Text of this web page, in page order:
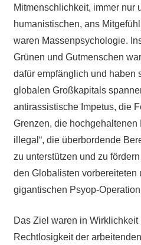
Mitmenschlichkeit, immer nur
humanistischen, ans
waren Massenpsychologie.
Grünen und Gutmenschen
dafür empfänglich und haben
globalen Großkapitals
antirassistische Impetus, die
Grenzen, die hochgehaltenen
illegal“, die überbordende
zu unterstützen und zu
den Globalisten vorbereiteten
gigantischen Psyop-
Das Ziel waren in
Rechtlosigkeit der